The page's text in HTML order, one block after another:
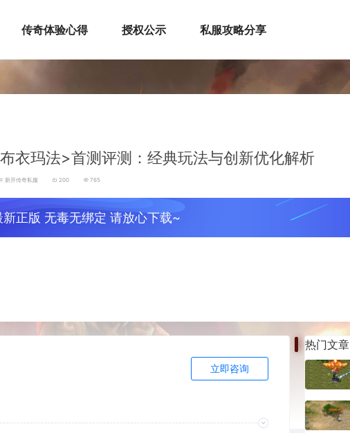
传奇体验心得 授权公示 私服攻略分享
衣玛法>首测评测：经典玩法与创新优化解析
新开传奇私服 200 765
新正版 无毒无绑定 请放心下载~
立即咨询
热门文章